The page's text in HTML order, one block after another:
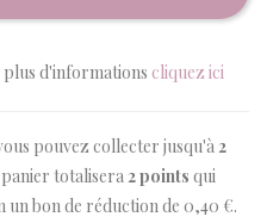
d'informations cliquez ici
pouvez collecter jusqu'à2
totalisera2points qui
un bon de réduction de 0,40 €.